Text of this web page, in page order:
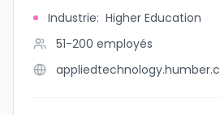
Industrie: Higher Education
51-200 employés